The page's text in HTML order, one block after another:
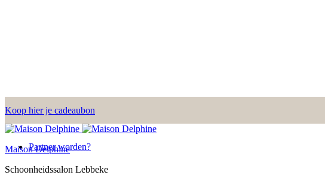
Koop hier je cadeaubon
Partner worden?
Maison Delphine
Schoonheidssalon Lebbeke